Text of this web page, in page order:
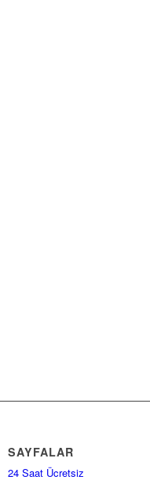
SAYFALAR
24 Saat Ücretsiz